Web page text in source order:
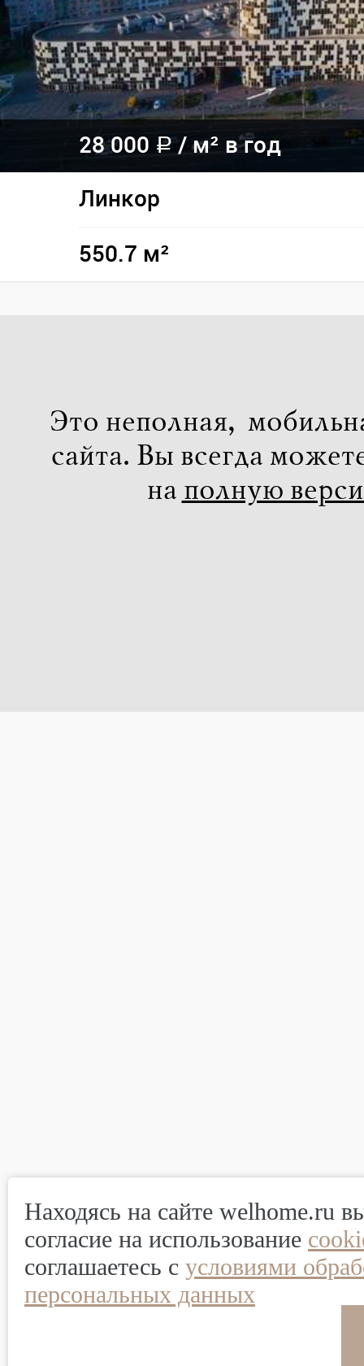
28 000 a /м² в год
Линкор
550.7 м²
Это неполная,
сайта. Вы всегда
на полную
Находясь на сайте welhome.ru
согласие на использование
соглашаетесь с условиями
персональных данных